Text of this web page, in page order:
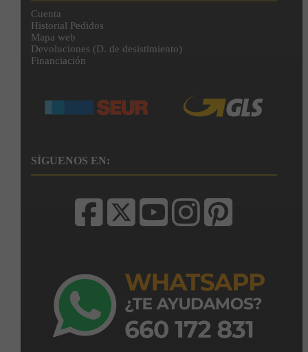
Cuenta
Historial Pedidos
Mapa web
Devoluciones (D. de desistimiento)
Financiación
SÍGUENOS EN: